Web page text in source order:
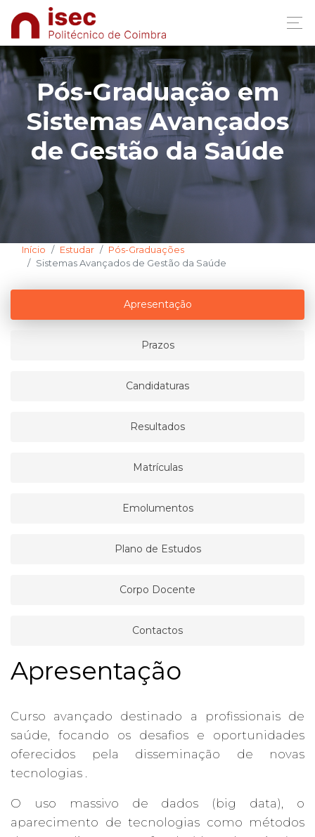
Pós-Graduação em
Sistemas Avançados
de Gestão da Saúde
Início Estudar
Pós-Graduações
Sistemas Avançados de Gestão da Saúde
Apresentação
Prazos
Candidaturas
Resultados
Matrículas
Emolumentos
Plano de Estudos
Corpo Docente
Contactos
Apresentação
Curso avançado destinado a profissionais de
saúde, focando os desafios e oportunidades
oferecidos pela disseminação de novas
tecnologias .
O uso massivo de dados (big data), o
aparecimento de tecnologias como métodos